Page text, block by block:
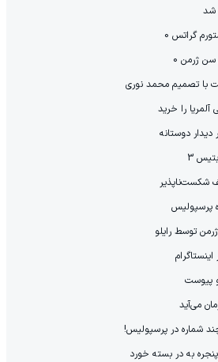
شد
با تصمیم محمد نوری
را خرید
دوستانه
شکست‌ناپذیر
پرسپولیس
توسط رایلو
پیوست
می‌آید
شماره در پرسپولیس!
به در بسته خورد